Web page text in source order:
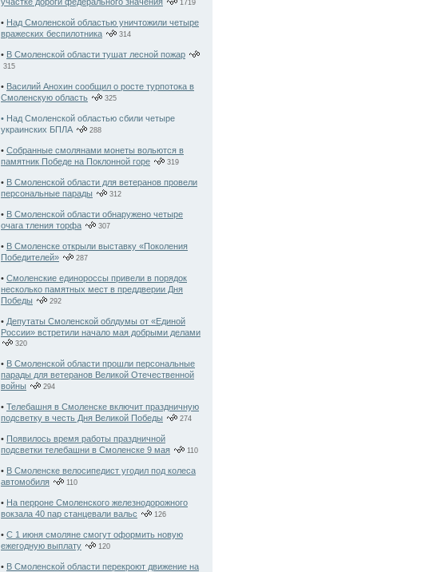
1719
• Над Смоленской областью уничтожили четыре
вражеских беспилотника
314
• В Смоленской области тушат лесной пожар
315
• Василий Анохин сообщил о росте турпотока в
Смоленскую область
325
• Над Смоленской областью сбили четыре
украинских БПЛА
288
• Собранные смолянами монеты вольются в
памятник Победе на Поклонной горе
319
• В Смоленской области для ветеранов провели
персональные парады
312
• В Смоленской области обнаружено четыре
очага тления торфа
307
• В Смоленске открыли выставку «Поколения
Победителей»
287
• Смоленские единороссы привели в порядок
несколько памятных мест в преддверии Дня
Победы
292
• Депутаты Смоленской облдумы от «Единой
России» встретили начало мая добрыми делами
320
• В Смоленской области прошли персональные
парады для ветеранов Великой Отечественной
войны
294
• Телебашня в Смоленске включит праздничную
подсветку в честь Дня Великой Победы
274
• Появилось время работы праздничной
подсветки телебашни в Смоленске 9 мая
110
• В Смоленске велосипедист угодил под колеса
автомобиля
110
• На перроне Смоленского железнодорожного
вокзала 40 пар станцевали вальс
126
• С 1 июня смоляне смогут оформить новую
ежегодную выплату
120
• В Смоленской области перекроют движение на